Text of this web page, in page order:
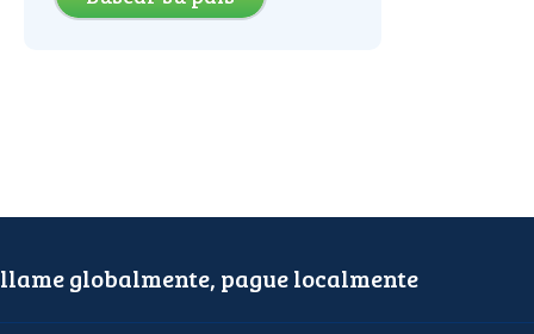
llame globalmente, pague localmente